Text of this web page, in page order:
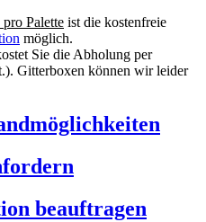
Palette ist die kostenfreie
möglich.
Sie die Abholung per
Gitterboxen können wir leider
beauftragen